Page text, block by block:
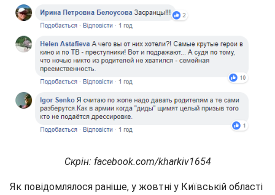
Скрін: facebook.com/kharkiv1654
Як повідомлялося раніше, у жовтні у Київській області